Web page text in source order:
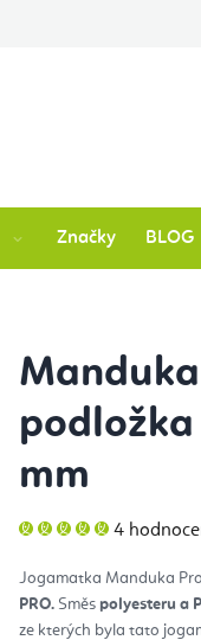
Značky BLOG
podložka
mm
Průměrné
hodnocení
5,0
z
5
hvězdiček.
4
Jogamatka Manduka
PRO. Směspolyesteru a
ze kterých byla tato